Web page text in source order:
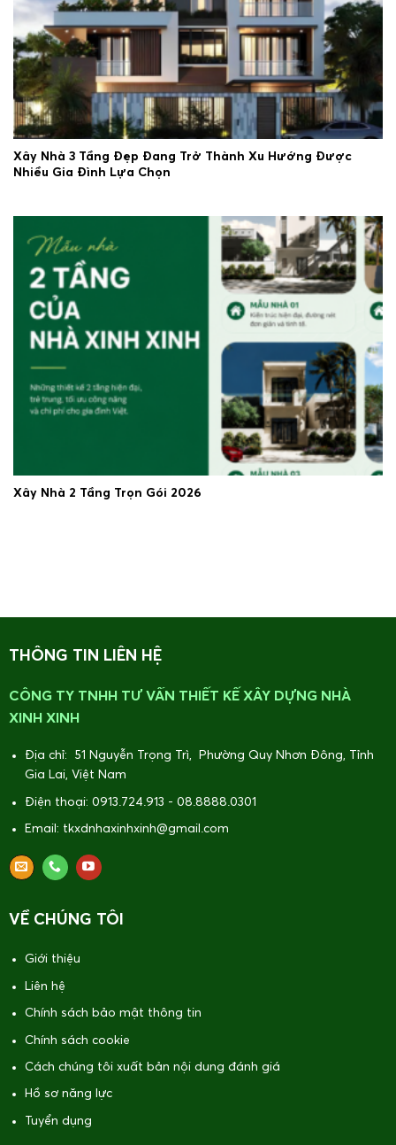
Xây Nhà 3 Tầng Đẹp Đang Trở Thành Xu Hướng Được
Nhiều Gia Đình Lựa Chọn
Xây Nhà 2 Tầng Trọn Gói 2026
THÔNG TIN LIÊN HỆ
CÔNG TY TNHH TƯ VẤN THIẾT KẾ XÂY DỰNG NHÀ
XINH XINH
Địa chỉ: 51 Nguyễn Trọng Trì, Phường Quy Nhơn Đông, Tỉnh
Gia Lai, Việt Nam
Điện thoại: 0913.724.913 - 08.8888.0301
Email: tkxdnhaxinhxinh@gmail.com
VỀ CHÚNG TÔI
Giới thiệu
Liên hệ
Chính sách bảo mật thông tin
Chính sách cookie
Cách chúng tôi xuất bản nội dung đánh giá
Hồ sơ năng lực
Tuyển dụng